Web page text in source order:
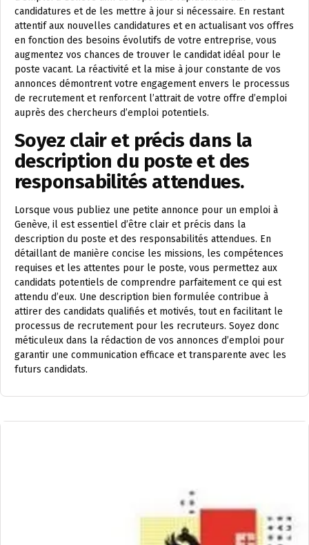
candidatures et de les mettre à jour si nécessaire. En restant
attentif aux nouvelles candidatures et en actualisant vos offres
en fonction des besoins évolutifs de votre entreprise, vous
augmentez vos chances de trouver le candidat idéal pour le
poste vacant. La réactivité et la mise à jour constante de vos
annonces démontrent votre engagement envers le processus
de recrutement et renforcent l’attrait de votre offre d’emploi
auprès des chercheurs d’emploi potentiels.
Soyez clair et précis dans la
description du poste et des
responsabilités attendues.
Lorsque vous publiez une petite annonce pour un emploi à
Genève, il est essentiel d’être clair et précis dans la
description du poste et des responsabilités attendues. En
détaillant de manière concise les missions, les compétences
requises et les attentes pour le poste, vous permettez aux
candidats potentiels de comprendre parfaitement ce qui est
attendu d’eux. Une description bien formulée contribue à
attirer des candidats qualifiés et motivés, tout en facilitant le
processus de recrutement pour les recruteurs. Soyez donc
méticuleux dans la rédaction de vos annonces d’emploi pour
garantir une communication efficace et transparente avec les
futurs candidats.